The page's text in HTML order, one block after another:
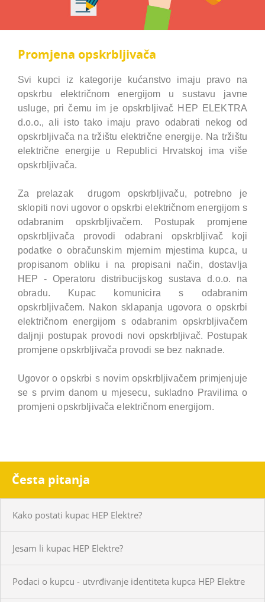
Promjena opskrbljivača
Svi kupci iz kategorije kućanstvo imaju pravo na
opskrbu električnom energijom u sustavu javne
usluge, pri čemu im je opskrbljivač HEP ELEKTRA
d.o.o., ali isto tako imaju pravo odabrati nekog od
opskrbljivača na tržištu električne energije. Na tržištu
električne energije u Republici Hrvatskoj ima više
opskrbljivača.
Za prelazak drugom opskrbljivaču, potrebno je
sklopiti novi ugovor o opskrbi električnom energijom s
odabranim opskrbljivačem. Postupak promjene
opskrbljivača provodi odabrani opskrbljivač koji
podatke o obračunskim mjernim mjestima kupca, u
propisanom obliku i na propisani način, dostavlja
HEP - Operatoru distribucijskog sustava d.o.o. na
obradu. Kupac komunicira s odabranim
opskrbljivačem. Nakon sklapanja ugovora o opskrbi
električnom energijom s odabranim opskrbljivačem
daljnji postupak provodi novi opskrbljivač. Postupak
promjene opskrbljivača provodi se bez naknade.
Ugovor o opskrbi s novim opskrbljivačem primjenjuje
se s prvim danom u mjesecu, sukladno Pravilima o
promjeni opskrbljivača električnom energijom.
Česta pitanja
Kako postati kupac HEP Elektre?
Jesam li kupac HEP Elektre?
Podaci o kupcu - utvrđivanje identiteta kupca HEP Elektre